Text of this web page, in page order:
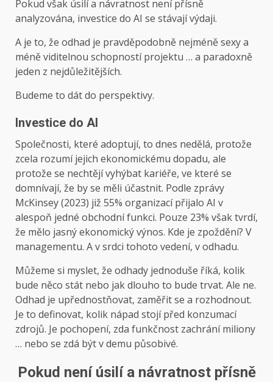
Pokud však úsilí a návratnost není přísně
analyzována, investice do AI se stávají výdaji.
A je to, že odhad je pravděpodobně nejméně sexy a
méně viditelnou schopností projektu … a paradoxně
jeden z nejdůležitějších.
Budeme to dát do perspektivy.
Investice do AI
Společnosti, které adoptují, to dnes nedělá, protože
zcela rozumí jejich ekonomickému dopadu, ale
protože se nechtějí vyhýbat kariéře, ve které se
domnívají, že by se měli účastnit. Podle zprávy
McKinsey (2023) již 55% organizací přijalo AI v
alespoň jedné obchodní funkci. Pouze 23% však tvrdí,
že mělo jasný ekonomický výnos. Kde je zpoždění? V
managementu. A v srdci tohoto vedení, v odhadu.
Můžeme si myslet, že odhady jednoduše říká, kolik
bude něco stát nebo jak dlouho to bude trvat. Ale ne.
Odhad je upřednostňovat, zaměřit se a rozhodnout.
Je to definovat, kolik nápad stojí před konzumací
zdrojů. Je pochopení, zda funkčnost zachrání miliony
… nebo se zdá být v demu působivé.
Pokud není úsilí a návratnost přísně